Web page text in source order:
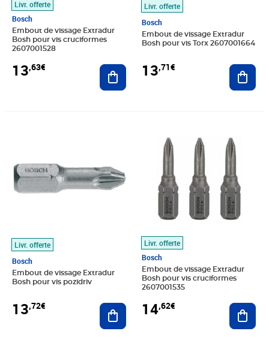
Livr. offerte
Bosch
Embout de vissage Extradur
Bosh pour vis cruciformes
2607001528
13,63€ Ajouter au panier
Livr. offerte
Bosch
Embout de vissage Extradur
Bosh pour vis Torx 2607001664
13,71€
Livr. offerte
Bosch
Embout de vissage Extradur
Bosh pour vis pozidriv
13,72€ Ajouter au panier
Livr. offerte
Bosch
Embout de vissage Extradur
Bosh pour vis cruciformes
2607001535
14,62€